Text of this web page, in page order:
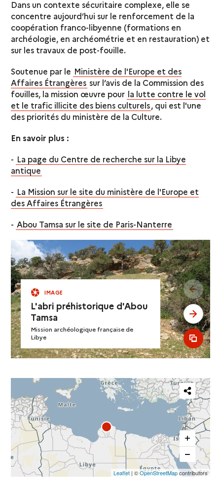
Dans un contexte sécuritaire complexe, elle se
concentre aujourd’hui sur le renforcement de la
coopération franco-libyenne (formations en
archéologie, en archéométrie et en restauration) et
sur les travaux de post-fouille.
Soutenue par le Ministère de l'Europe et des
Affaires Étrangères sur l’avis de la Commission des
fouilles, la mission œuvre pour la lutte contre le vol
et le trafic illicite des biens culturels, qui est l'une
des priorités du ministère de la Culture.
En savoir plus :
- La page du Centre de recherche sur la Libye
antique
- La Mission sur le site du ministère de l'Europe et
des Affaires Étrangères
- Abou Tamsa sur le site de Paris-Nanterre
IMAGE
L'abri préhistorique d'Abou
Tamsa
Mission archéologique française de
Libye
see
see
see
Partager
cette
carte
Leaflet| ©OpenStreetMapcontributors